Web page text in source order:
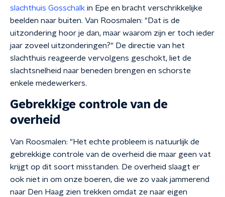
slachthuis Gosschalk in Epe en bracht verschrikkelijke
beelden naar buiten. Van Roosmalen: "Dat is de
uitzondering hoor je dan, maar waarom zijn er toch ieder
jaar zoveel uitzonderingen?" De directie van het
slachthuis reageerde vervolgens geschokt, liet de
slachtsnelheid naar beneden brengen en schorste
enkele medewerkers.
Gebrekkige controle van de
overheid
Van Roosmalen: "Het echte probleem is natuurlijk de
gebrekkige controle van de overheid die maar geen vat
krijgt op dit soort misstanden. De overheid slaagt er
ook niet in om onze boeren, die we zo vaak jammerend
naar Den Haag zien trekken omdat ze naar eigen